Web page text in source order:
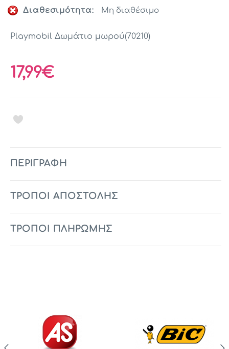
Διαθεσιμότητα:
Μη διαθέσιμο
Playmobil Δωμάτιο μωρού(70210)
17,99€
ΠΕΡΙΓΡΑΦΉ
ΤΡΟΠΟΙ ΑΠΟΣΤΟΛΗΣ
ΤΡΟΠΟΙ ΠΛΗΡΩΜΗΣ